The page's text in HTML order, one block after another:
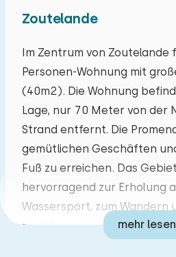
Zoutelande
Im Zentrum von Zoutelande
Personen-Wohnung mit
(40m2). Die Wohnung
Lage, nur 70 Meter von der
Strand entfernt. Die
gemütlichen Geschäften
Fuß zu erreichen. Das
hervorragend zur Erholung
Wassersport, zum Wandern
der Meerseite geht diemehr lesen
Mo Di Mi Do
27 28 29 30
03 04 05 06
10 11 12 13
17 18 19 20